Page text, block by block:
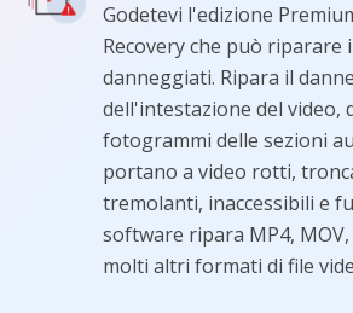
Godetevi l'edizione
Recovery che può riparare
danneggiati. Ripara il
dell'intestazione del video,
fotogrammi delle sezioni
portano a video rotti,
tremolanti, inaccessibili e
software ripara MP4, MOV,
molti altri formati di file